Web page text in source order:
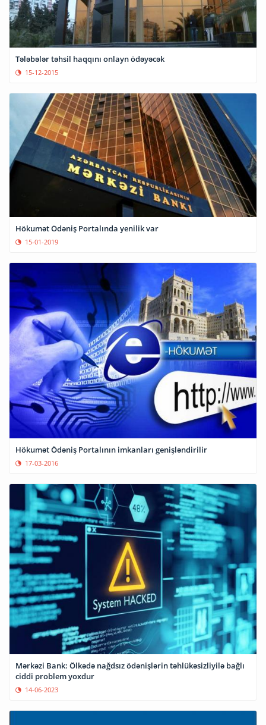
Tələbələr təhsil haqqını onlayn ödəyəcək
15-12-2015
Hökumət Ödəniş Portalında yenilik var
15-01-2019
Hökumət Ödəniş Portalının imkanları genişləndirilir
17-03-2016
Mərkəzi Bank: Ölkədə nağdsız ödənişlərin təhlükəsizliyilə bağlı
ciddi problem yoxdur
14-06-2023